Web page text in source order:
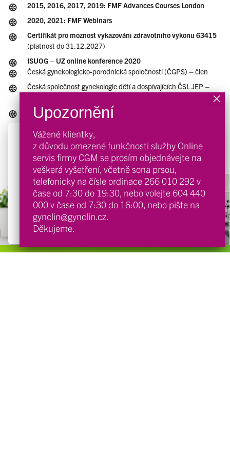
2015, 2016, 2017, 2019: FMF Advances Courses London
2020, 2021: FMF Webinars
Certifikát pro možnost vykazování zdravotního výkonu 63415
(platnost do 31.12.2027)
ISUOG – UZ online konference 2020
Česká gynekologicko-porodnická společnosti (ČGPS) – člen
Česká společnost gynekologie dětí a dospívajících ČSL JEP –
sekce Gynekologie dětí dospívajících ČGPS – člen výboru
The International Society of Ultrasound in Obstetrics and
Gynecology (ISUOG)
Vážené klientky,
z důvodu omezené funkčnosti služby Online
servis firmy CGM se prosím objednávejte na
veškerá vyšetření, včetně sona prsou,
telefonicky na čísle ordinace 266 010 292 v
čase od 7:30 do 19:30, nebo volejte604 440
000v čase od 7:30 do 16:00, nebo pište na
gynclin@gynclin.cz.
Děkujeme.
Náš web používá cookies 🍪
Tento web používá k poskytování služeb, personalizaci
reklam a analýze návštěvnosti soubory cookie.
Přijmout
Nastavení